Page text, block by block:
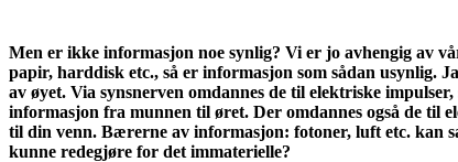
Men er ikke informasjon noe synlig? Vi er jo avhengig av
papir, harddisk etc., så er informasjon som sådan usynlig.
av øyet. Via synsnerven omdannes de til elektriske
informasjon fra munnen til øret. Der omdannes også de til
til din venn. Bærerne av informasjon: fotoner, luft etc. kan
kunne redegjøre for det immaterielle?